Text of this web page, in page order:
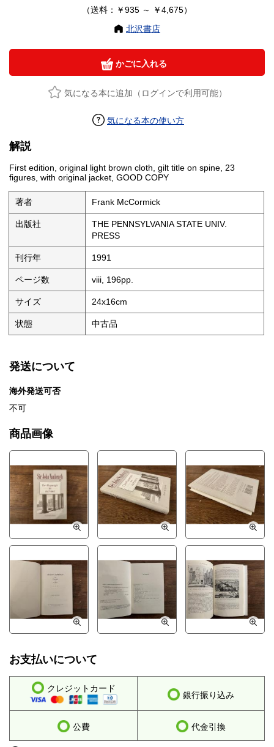
（送料：￥935 ～ ￥4,675）
北沢書店
かごに入れる
気になる本に追加（ログインで利用可能）
気になる本の使い方
解説
First edition, original light brown cloth, gilt title on spine, 23
figures, with original jacket, GOOD COPY
著者 Frank McCormick
出版社
THE PENNSYLVANIA STATE UNIV.
PRESS
刊行年 1991
ページ数 viii, 196pp.
サイズ 24x16cm
状態 中古品
発送について
海外発送可否
不可
商品画像
お支払いについて
クレジットカード
銀行振り込み
公費 代金引換